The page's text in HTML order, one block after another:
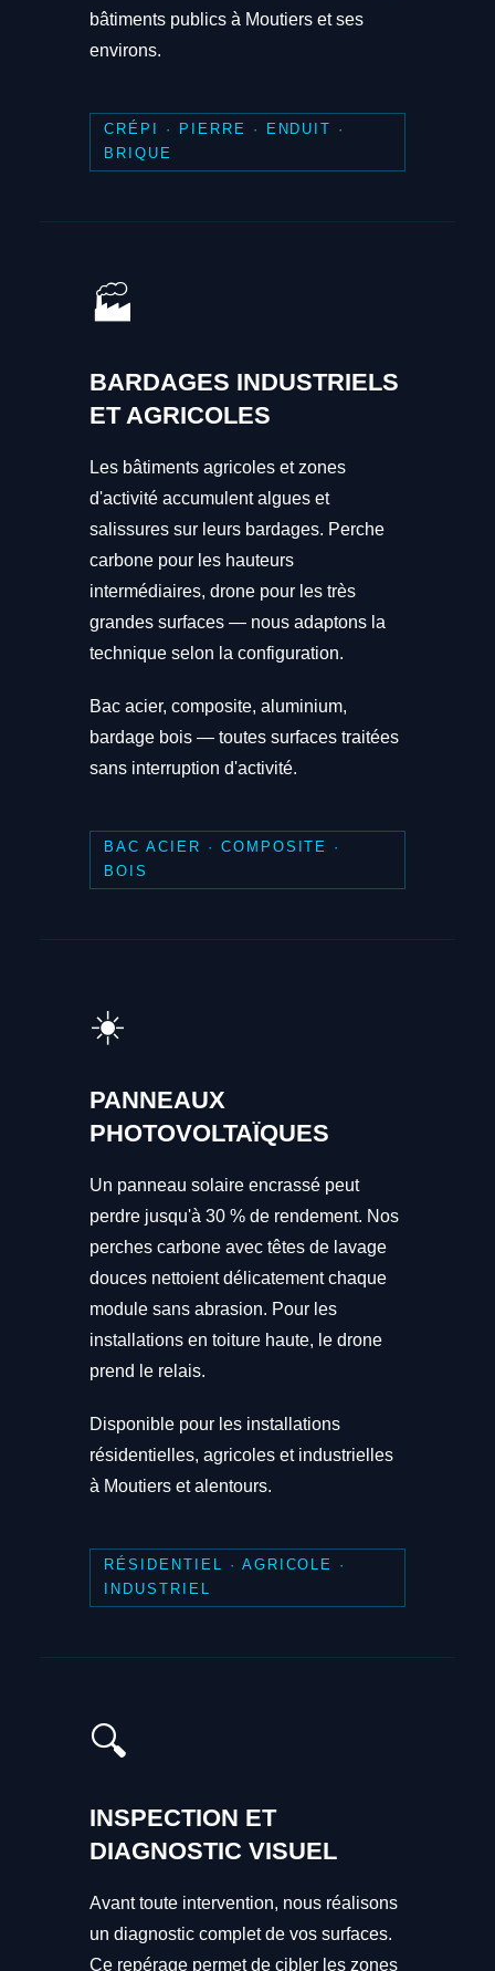
bâtiments publics à Moutiers et ses
environs.
CRÉPI · PIERRE · ENDUIT ·
BRIQUE
🏭
BARDAGES INDUSTRIELS
ET AGRICOLES
Les bâtiments agricoles et zones
d'activité accumulent algues et
salissures sur leurs bardages. Perche
carbone pour les hauteurs
intermédiaires, drone pour les très
grandes surfaces — nous adaptons la
technique selon la configuration.
Bac acier, composite, aluminium,
bardage bois — toutes surfaces traitées
sans interruption d'activité.
BAC ACIER · COMPOSITE ·
BOIS
☀️
PANNEAUX
PHOTOVOLTAÏQUES
Un panneau solaire encrassé peut
perdre jusqu'à 30 % de rendement. Nos
perches carbone avec têtes de lavage
douces nettoient délicatement chaque
module sans abrasion. Pour les
installations en toiture haute, le drone
prend le relais.
Disponible pour les installations
résidentielles, agricoles et industrielles
à Moutiers et alentours.
RÉSIDENTIEL · AGRICOLE ·
INDUSTRIEL
🔍
INSPECTION ET
DIAGNOSTIC VISUEL
Avant toute intervention, nous réalisons
un diagnostic complet de vos surfaces.
Ce repérage permet de cibler les zones